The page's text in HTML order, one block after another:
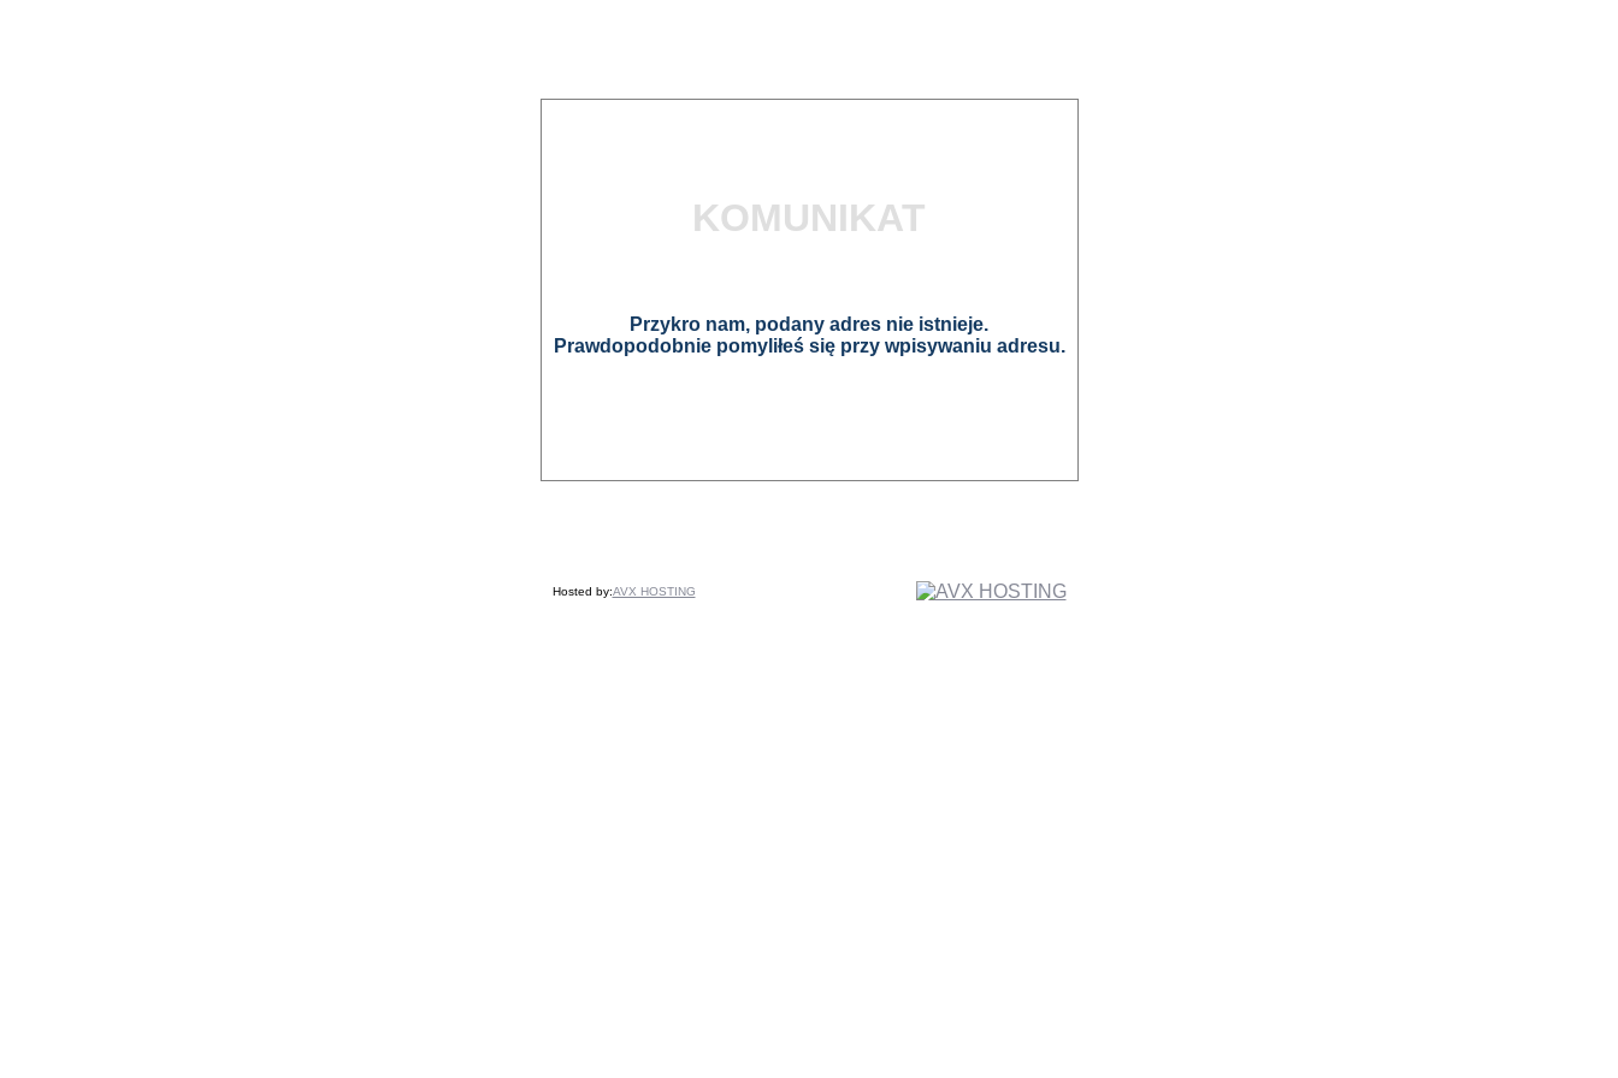
KOMUNIKAT
Przykro nam, podany adres nie istnieje.
Prawdopodobnie pomyliłeś się przy wpisywaniu adresu.
Hosted by:AVX HOSTING